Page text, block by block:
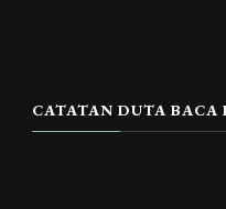
CATATAN DUTA